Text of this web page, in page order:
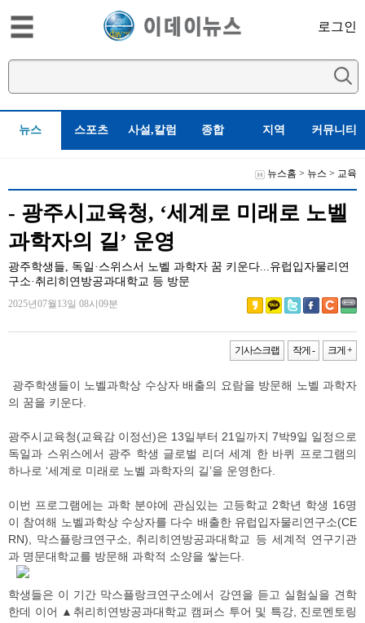
로그인
뉴스 스포츠 사설,칼럼 종합 지역 커뮤니티
뉴스홈 > 뉴스 > 교육
- 광주시교육청, ‘세계로 미래로 노벨
과학자의 길’ 운영
광주학생들, 독일·스위스서 노벨 과학자 꿈 키운다...유럽입자물리연
구소·취리히연방공과대학교 등 방문
2025년07월13일 08시09분
기사스크랩 작게 - 크게 +
광주학생들이 노벨과학상 수상자 배출의 요람을 방문해 노벨 과학자
의 꿈을 키운다.
광주시교육청(교육감 이정선)은 13일부터 21일까지 7박9일 일정으로
독일과 스위스에서 광주 학생 글로벌 리더 세계 한 바퀴 프로그램의
하나로 ‘세계로 미래로 노벨 과학자의 길’을 운영한다.
이번 프로그램에는 과학 분야에 관심있는 고등학교 2학년 학생 16명
이 참여해 노벨과학상 수상자를 다수 배출한 유럽입자물리연구소(CE
RN), 막스플랑크연구소, 취리히연방공과대학교 등 세계적 연구기관
과 명문대학교를 방문해 과학적 소양을 쌓는다.
학생들은 이 기간 막스플랑크연구소에서 강연을 듣고 실험실을 견학
한데 이어 ▲취리히연방공과대학교 캠퍼스 투어 및 특강, 진로멘토링